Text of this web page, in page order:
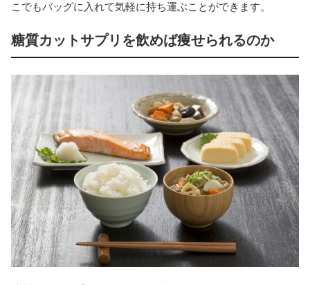
こでもバッグに入れて気軽に持ち運ぶことができます。
糖質カットサプリを飲めば痩せられるのか